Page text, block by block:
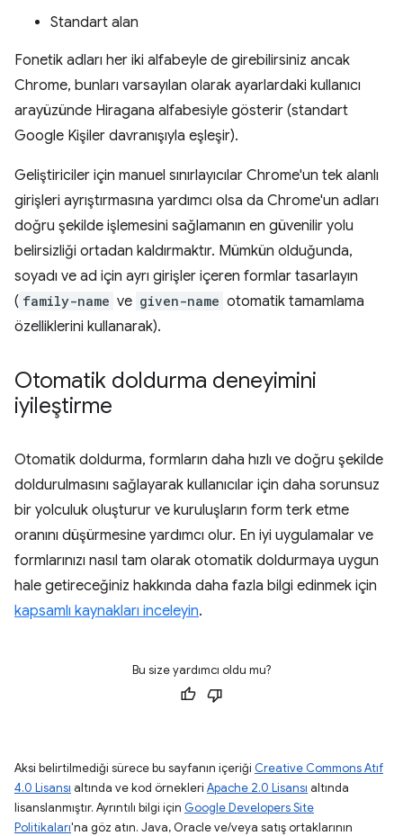
Standart alan
Fonetik adları her iki alfabeyle de girebilirsiniz ancak
Chrome, bunları varsayılan olarak ayarlardaki kullanıcı
arayüzünde Hiragana alfabesiyle gösterir (standart
Google Kişiler davranışıyla eşleşir).
Geliştiriciler için manuel sınırlayıcılar Chrome'un tek alanlı
girişleri ayrıştırmasına yardımcı olsa da Chrome'un adları
doğru şekilde işlemesini sağlamanın en güvenilir yolu
belirsizliği ortadan kaldırmaktır. Mümkün olduğunda,
soyadı ve ad için ayrı girişler içeren formlar tasarlayın
( family-name ve given-name otomatik tamamlama
özelliklerini kullanarak).
Otomatik doldurma deneyimini
iyileştirme
Otomatik doldurma, formların daha hızlı ve doğru şekilde
doldurulmasını sağlayarak kullanıcılar için daha sorunsuz
bir yolculuk oluşturur ve kuruluşların form terk etme
oranını düşürmesine yardımcı olur. En iyi uygulamalar ve
formlarınızı nasıl tam olarak otomatik doldurmaya uygun
hale getireceğiniz hakkında daha fazla bilgi edinmek için
kapsamlı kaynakları inceleyin.
Bu size yardımcı oldu mu?
Aksi belirtilmediği sürece bu sayfanın içeriği Creative Commons Atıf
4.0 Lisansı altında ve kod örnekleri Apache 2.0 Lisansı altında
lisanslanmıştır. Ayrıntılı bilgi için Google Developers Site
Politikaları'na göz atın. Java, Oracle ve/veya satış ortaklarının